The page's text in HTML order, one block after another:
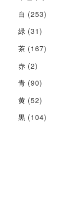
白 (253)
緑 (31)
茶 (167)
赤 (2)
青 (90)
黄 (52)
黒 (104)